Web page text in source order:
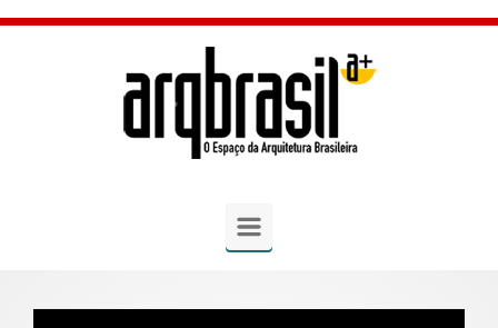
Skip to main content